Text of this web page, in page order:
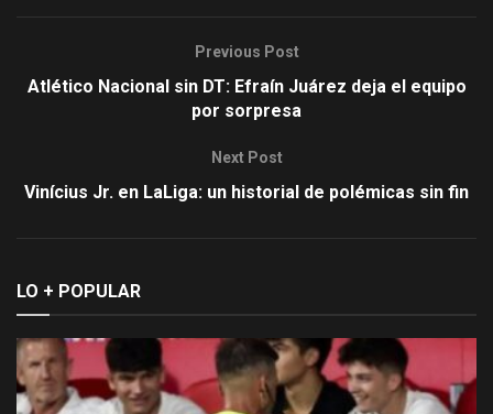
Previous Post
Atlético Nacional sin DT: Efraín Juárez deja el equipo
por sorpresa
Next Post
Vinícius Jr. en LaLiga: un historial de polémicas sin fin
LO + POPULAR